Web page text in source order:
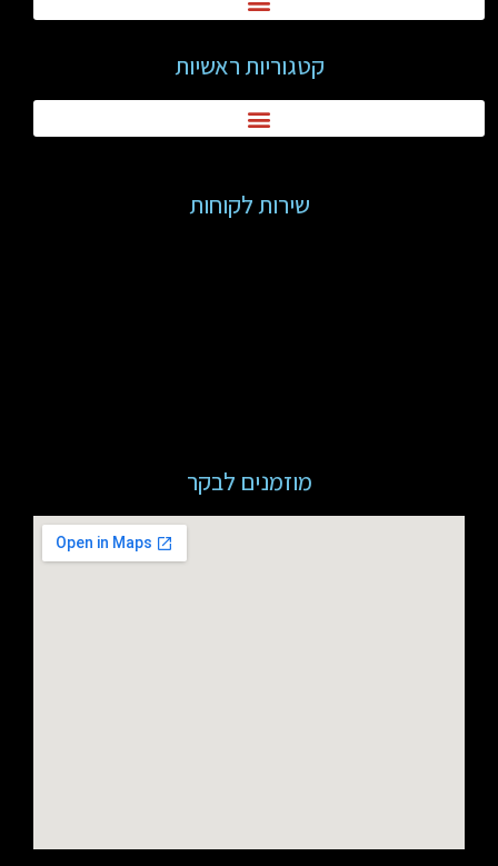
קטגוריות ראשיות
שירות לקוחות
מוזמנים לבקר